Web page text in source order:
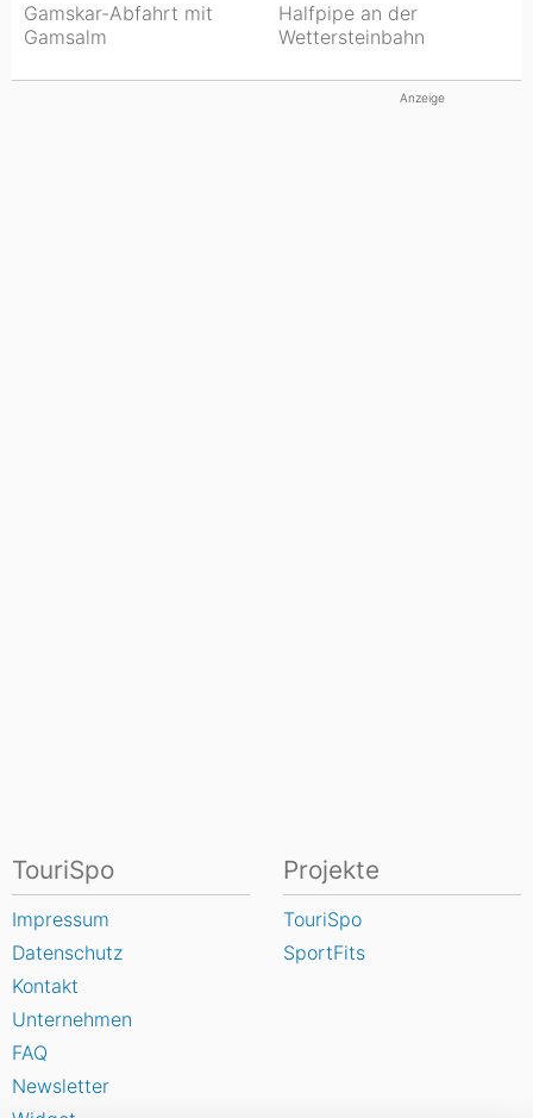
Gamskar-Abfahrt mit
Gamsalm
Halfpipe an der
Wettersteinbahn
Anzeige
TouriSpo
Impressum
Datenschutz
Kontakt
Unternehmen
FAQ
Newsletter
Projekte
TouriSpo
SportFits